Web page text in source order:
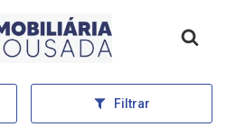
Filtrar